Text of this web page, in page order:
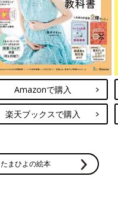
Amazonで購入
楽天ブックスで購入
たまひよの絵本